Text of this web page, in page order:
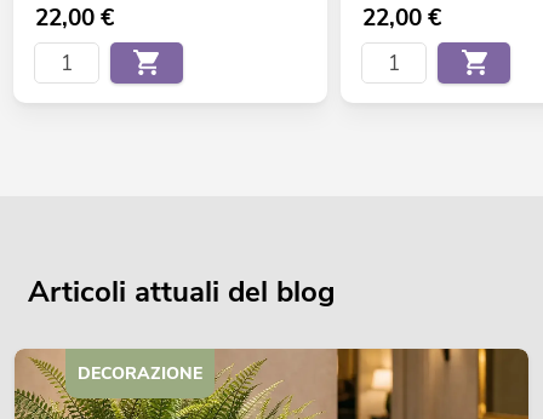
22,00€ 22,00€
Articoli attuali del blog
DECORAZIONE